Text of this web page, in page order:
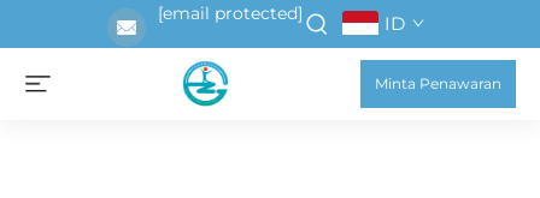
[email protected] ID
Minta Penawaran